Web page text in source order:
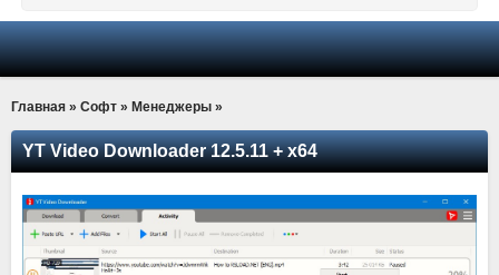
Главная » Софт » Менеджеры »
YT Video Downloader 12.5.11 + x64